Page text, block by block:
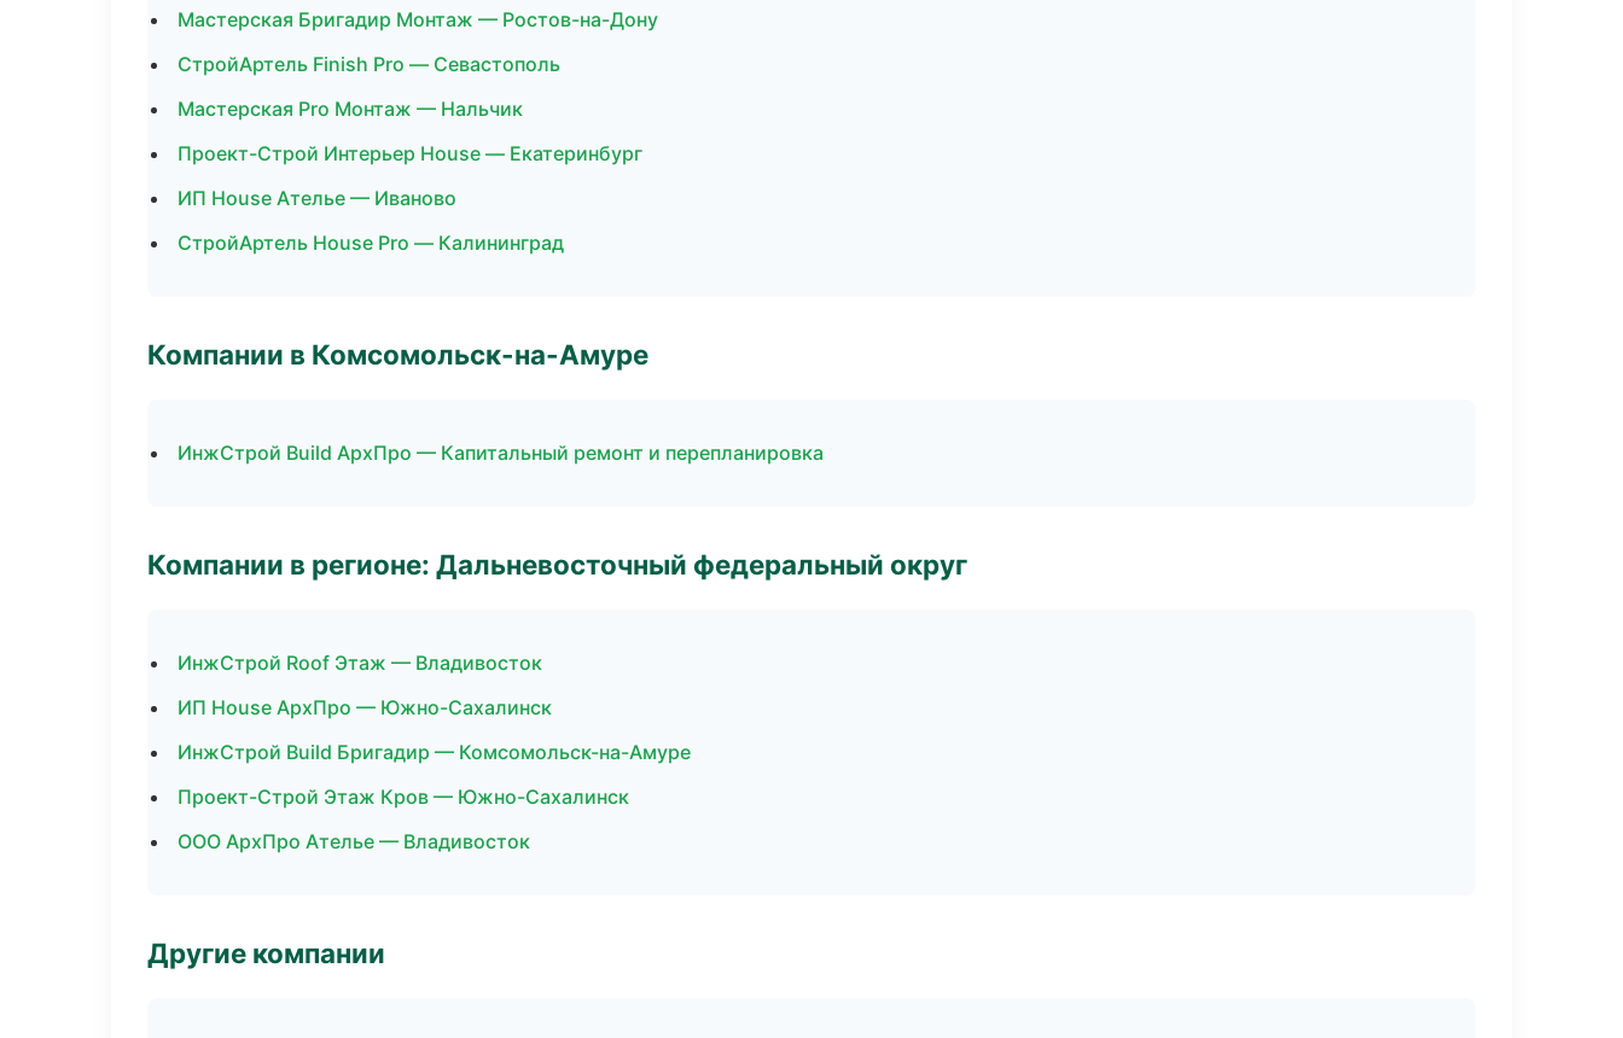
Мастерская Бригадир Монтаж — Ростов-на-Дону
СтройАртель Finish Pro — Севастополь
Мастерская Pro Монтаж — Нальчик
Проект-Строй Интерьер House — Екатеринбург
ИП House Ателье — Иваново
СтройАртель House Pro — Калининград
Компании в Комсомольск-на-Амуре
ИнжСтрой Build АрхПро — Капитальный ремонт и перепланировка
Компании в регионе: Дальневосточный федеральный округ
ИнжСтрой Roof Этаж — Владивосток
ИП House АрхПро — Южно-Сахалинск
ИнжСтрой Build Бригадир — Комсомольск-на-Амуре
Проект-Строй Этаж Кров — Южно-Сахалинск
ООО АрхПро Ателье — Владивосток
Другие компании